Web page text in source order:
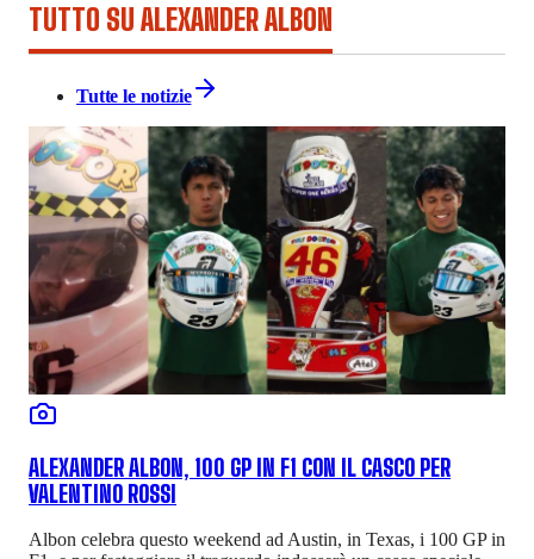
TUTTO SU ALEXANDER ALBON
Tutte le notizie
ALEXANDER ALBON, 100 GP IN F1 CON IL CASCO PER
VALENTINO ROSSI
Albon celebra questo weekend ad Austin, in Texas, i 100 GP in